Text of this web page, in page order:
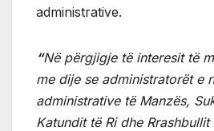
administrative.
“Në përgjigje të interesit të
me dije se administratorët e
administrative të Manzës,
Katundit të Ri dhe Rrashbullit